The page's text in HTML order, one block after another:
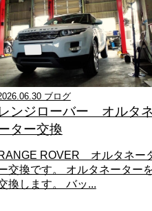
ブログ
レンジローバー オルタ
ター交換
ROVER オルタネー
交換です。 オルタネーター
換します。 バッ...